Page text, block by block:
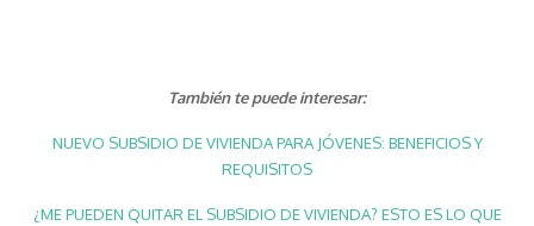
También te puede interesar:
NUEVO SUBSIDIO DE VIVIENDA PARA JÓVENES: BENEFICIOS Y
REQUISITOS
¿ME PUEDEN QUITAR EL SUBSIDIO DE VIVIENDA? ESTO ES LO QUE